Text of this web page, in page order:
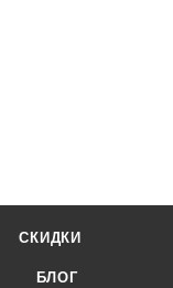
СКИДКИ
БЛОГ